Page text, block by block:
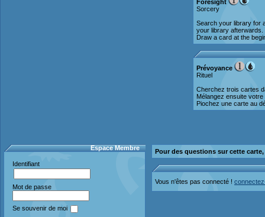
Foresight
Sorcery
Search your library for
your library afterwards.
Draw a card at the
Prévoyance
Rituel
Cherchez trois cartes
Mélangez ensuite votre
Piochez une carte au
Espace Membre
Identifiant
Mot de passe
Se souvenir de moi
Pour des questions sur cette
Vous n'êtes pas connecté !